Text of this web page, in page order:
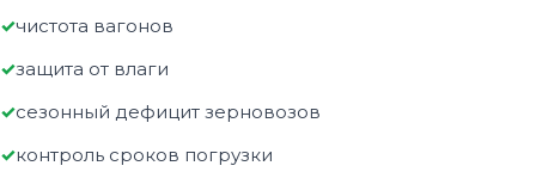
чистота вагонов
защита от влаги
сезонный дефицит зерновозов
контроль сроков погрузки